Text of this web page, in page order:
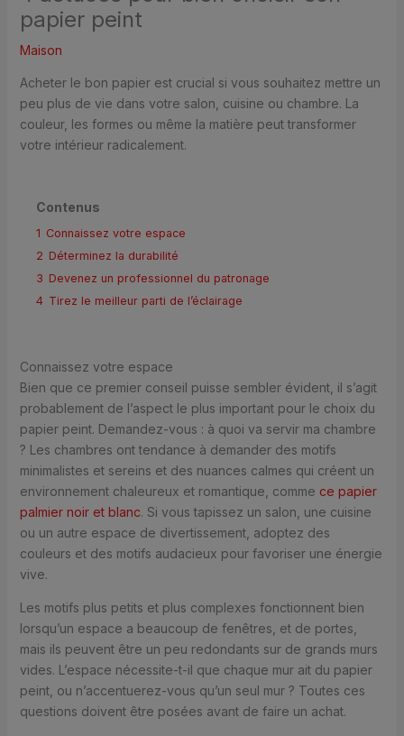
papier peint
Maison
Acheter le bon papier est crucial si vous souhaitez mettre un
peu plus de vie dans votre salon, cuisine ou chambre. La
couleur, les formes ou même la matière peut transformer
votre intérieur radicalement.
Contenus
1 Connaissez votre espace
2 Déterminez la durabilité
3 Devenez un professionnel du patronage
4 Tirez le meilleur parti de l’éclairage
Connaissez votre espace
Bien que ce premier conseil puisse sembler évident, il s’agit
probablement de l’aspect le plus important pour le choix du
papier peint. Demandez-vous : à quoi va servir ma chambre
? Les chambres ont tendance à demander des motifs
minimalistes et sereins et des nuances calmes qui créent un
environnement chaleureux et romantique, comme ce papier
palmier noir et blanc. Si vous tapissez un salon, une cuisine
ou un autre espace de divertissement, adoptez des
couleurs et des motifs audacieux pour favoriser une énergie
vive.
Les motifs plus petits et plus complexes fonctionnent bien
lorsqu’un espace a beaucoup de fenêtres, et de portes,
mais ils peuvent être un peu redondants sur de grands murs
vides. L’espace nécessite-t-il que chaque mur ait du papier
peint, ou n’accentuerez-vous qu’un seul mur ? Toutes ces
questions doivent être posées avant de faire un achat.